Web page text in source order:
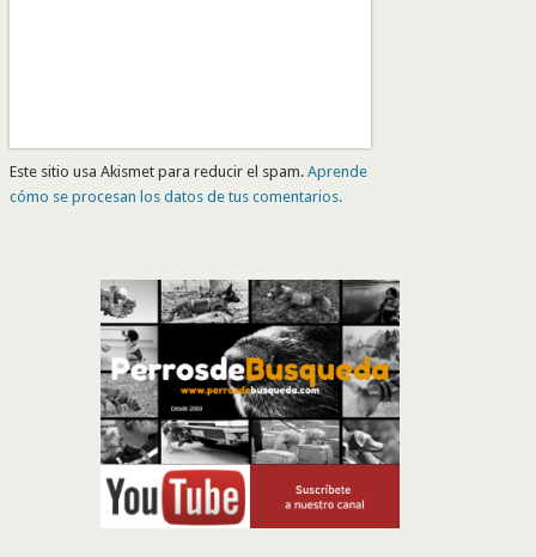
Este sitio usa Akismet para reducir el spam. Aprende
cómo se procesan los datos de tus comentarios.